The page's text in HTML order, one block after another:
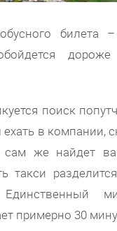
билета
поиск
в компании,
сам же найдет
такси
Единственный
примерно 30